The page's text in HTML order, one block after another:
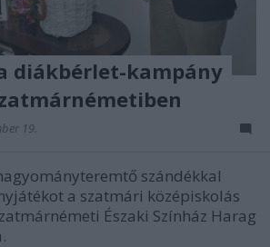
diákbérlet-kampány
19.
szándékkal
a szatmári középiskolás
Északi Színház Harag